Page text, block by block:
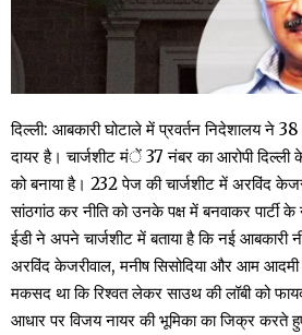
दिल्ली: आबकारी घोटाले में प्रवर्तन निदेशालय ने
दायर है। चार्जशीट मंें 37 नंबर का आरोपी दिल्ली
को बनाया है। 232 पेज की चार्जशीट में अरविंद
सांठगांठ कर नीति को उनके पक्ष में बनवाकर पार्टी
ईडी ने अपने चार्जशीट में बताया है कि नई आबकारी
अरविंद केजरीवाल, मनीष सिसोदिया और आम आदमी
मकसद था कि रिश्वत लेकर साउथ की लॉबी को
आधार पर विजय नायर की भूमिका का जिक्र करते